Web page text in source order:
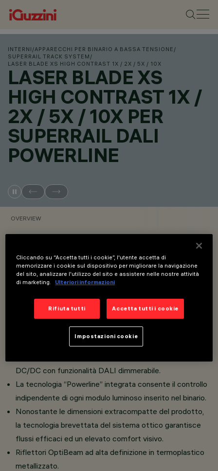
INTERNI /APPARECCHI PER BINARIO A BASSA TENSIONE /
SUPERRAIL TRACK SYSTEM /
LASER BLADE XS HIGH CONTRAST 1X / 2X / 5X / 10X
LASER BLADE XS
HIGH CONTRAST 1X /
2X / 5X / 10X PER
SUPERRAIL DALI
POWERLINE
OVERVIEW
Overview
Unità luminosa composta da uno o due proiettori
orientabili miniaturizzati, completa di adattatore per
installazione su Superrail.
DC/DC con funzionalità DALI dimmerabile.
La tecnologia “Powerline” integrata consente il controllo
indipendente di ogni modulo luminoso inserito nel binario.
Nonostante le dimensioni extracompatte del prodotto,
la tecnologia brevettata del sistema ottico garantisce
flussi efficaci ed un elevato comfort visivo.
Riflettori OptiBeam ad alta definizione in termoplastico
metallizzato.
Cliccando su “Accetta tutti i cookie”, l'utente accetta di
memorizzare i cookie sul dispositivo per migliorare la navigazione
del sito, analizzare l'utilizzo del sito e assistere nelle nostre attività
di marketing.
Ulteriori informazioni
Rifiuta tutti Accetta tutti i cookie
Impostazioni cookie